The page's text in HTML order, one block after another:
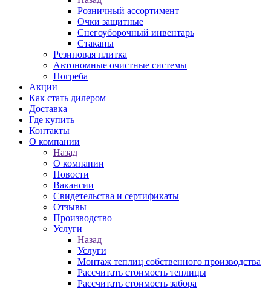
Розничный ассортимент
Очки защитные
Снегоуборочный инвентарь
Стаканы
Резиновая плитка
Автономные очистные системы
Погреба
Акции
Как стать дилером
Доставка
Где купить
Контакты
О компании
Назад
О компании
Новости
Вакансии
Свидетельства и сертификаты
Отзывы
Производство
Услуги
Назад
Услуги
Монтаж теплиц собственного производства
Рассчитать стоимость теплицы
Рассчитать стоимость забора